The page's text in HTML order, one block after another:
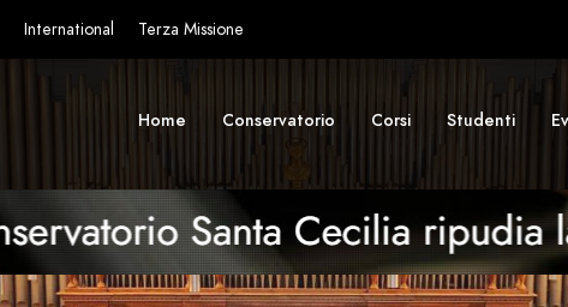
International Terza Missione
Home Conservatorio Corsi Studenti